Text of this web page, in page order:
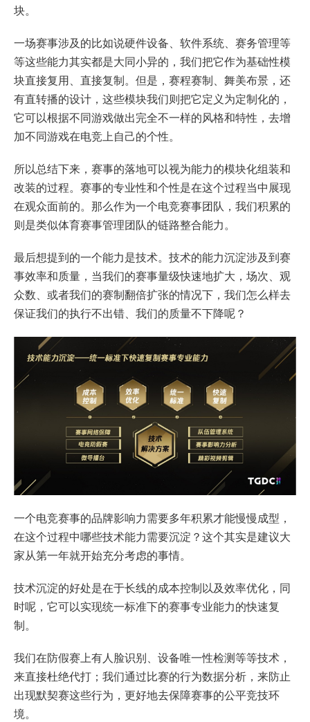
块。
一场赛事涉及的比如说硬件设备、软件系统、赛务管理等
等这些能力其实都是大同小异的，我们把它作为基础性模
块直接复用、直接复制。但是，赛程赛制、舞美布景，还
有直转播的设计，这些模块我们则把它定义为定制化的，
它可以根据不同游戏做出完全不一样的风格和特性，去增
加不同游戏在电竞上自己的个性。
所以总结下来，赛事的落地可以视为能力的模块化组装和
改装的过程。赛事的专业性和个性是在这个过程当中展现
在观众面前的。那么作为一个电竞赛事团队，我们积累的
则是类似体育赛事管理团队的链路整合能力。
最后想提到的一个能力是技术。技术的能力沉淀涉及到赛
事效率和质量，当我们的赛事量级快速地扩大，场次、观
众数、或者我们的赛制翻倍扩张的情况下，我们怎么样去
保证我们的执行不出错、我们的质量不下降呢？
一个电竞赛事的品牌影响力需要多年积累才能慢慢成型，
在这个过程中哪些技术能力需要沉淀？这个其实是建议大
家从第一年就开始充分考虑的事情。
技术沉淀的好处是在于长线的成本控制以及效率优化，同
时呢，它可以实现统一标准下的赛事专业能力的快速复
制。
我们在防假赛上有人脸识别、设备唯一性检测等等技术，
来直接杜绝代打；我们通过比赛的行为数据分析，来防止
出现默契赛这些行为，更好地去保障赛事的公平竞技环
境。